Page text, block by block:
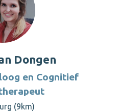
Dongen
en Cognitief
(9km)